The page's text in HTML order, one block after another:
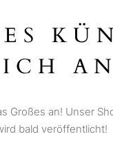
AN
Großes an! Unser
bald veröffentlicht!